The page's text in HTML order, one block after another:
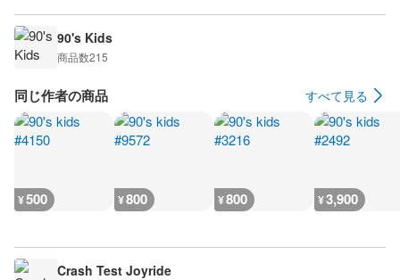
90's Kids
商品数215
同じ作者の商品 すべて見る
¥500 ¥800 ¥800 ¥3,900
Crash Test Joyride